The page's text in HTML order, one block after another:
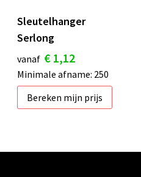
Sleutelhanger
Serlong
vanaf € 1,12
Minimale afname: 250
Bereken mijn prijs